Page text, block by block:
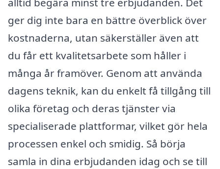
ger dig inte bara en bättre överblick över
kostnaderna, utan säkerställer även att
du får ett kvalitetsarbete som håller i
många år framöver. Genom att använda
dagens teknik, kan du enkelt få tillgång till
olika företag och deras tjänster via
specialiserade plattformar, vilket gör hela
processen enkel och smidig. Så börja
samla in dina erbjudanden idag och se till